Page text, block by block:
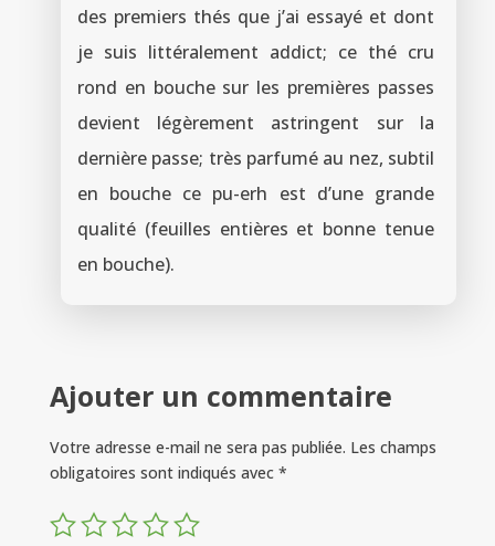
des premiers thés que j’ai essayé et dont
je suis littéralement addict; ce thé cru
rond en bouche sur les premières passes
devient légèrement astringent sur la
dernière passe; très parfumé au nez, subtil
en bouche ce pu-erh est d’une grande
qualité (feuilles entières et bonne tenue
en bouche).
Ajouter un commentaire
Votre adresse e-mail ne sera pas publiée. Les champs
obligatoires sont indiqués avec *